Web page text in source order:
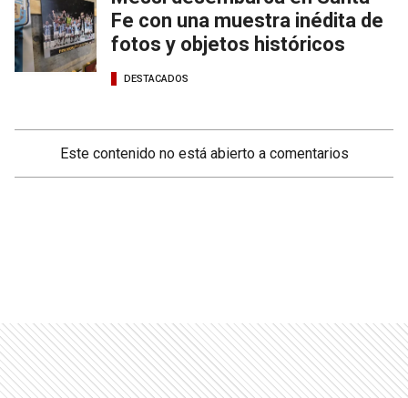
Fe con una muestra inédita de
fotos y objetos históricos
DESTACADOS
Este contenido no está abierto a comentarios